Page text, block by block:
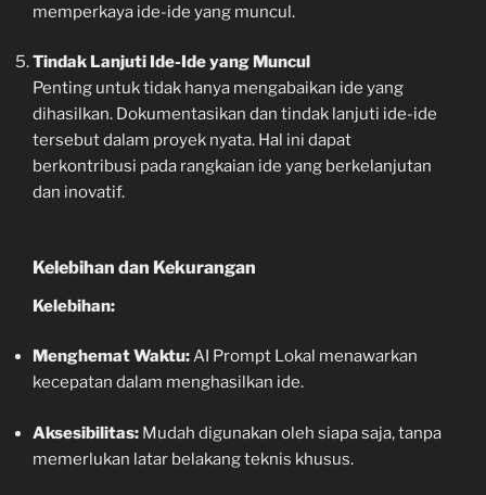
memperkaya ide-ide yang muncul.
Tindak Lanjuti Ide-Ide yang Muncul
Penting untuk tidak hanya mengabaikan ide yang
dihasilkan. Dokumentasikan dan tindak lanjuti ide-ide
tersebut dalam proyek nyata. Hal ini dapat
berkontribusi pada rangkaian ide yang berkelanjutan
dan inovatif.
Kelebihan dan Kekurangan
Kelebihan:
Menghemat Waktu:AI Prompt Lokal menawarkan
kecepatan dalam menghasilkan ide.
Aksesibilitas: Mudah digunakan oleh siapa saja, tanpa
memerlukan latar belakang teknis khusus.